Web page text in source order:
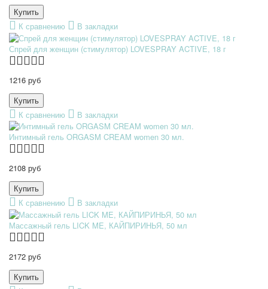
К сравнению
В закладки
Спрей для женщин (стимулятор) LOVESPRAY ACTIVE, 18 г
1216 руб
К сравнению
В закладки
Интимный гель ORGASM CREAM women 30 мл.
2108 руб
К сравнению
В закладки
Массажный гель LICK ME, КАЙПИРИНЬЯ, 50 мл
2172 руб